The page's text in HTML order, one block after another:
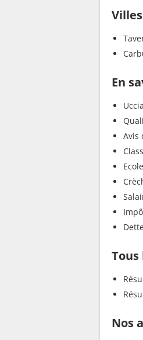
En
Avis
Nos